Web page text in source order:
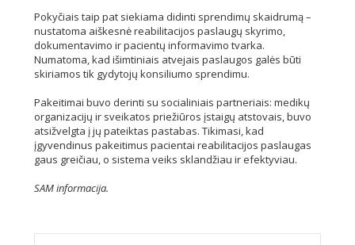
Pokyčiais taip pat siekiama didinti sprendimų skaidrumą –
nustatoma aiškesnė reabilitacijos paslaugų skyrimo,
dokumentavimo ir pacientų informavimo tvarka.
Numatoma, kad išimtiniais atvejais paslaugos galės būti
skiriamos tik gydytojų konsiliumo sprendimu.
Pakeitimai buvo derinti su socialiniais partneriais: medikų
organizacijų ir sveikatos priežiūros įstaigų atstovais, buvo
atsižvelgta į jų pateiktas pastabas. Tikimasi, kad
įgyvendinus pakeitimus pacientai reabilitacijos paslaugas
gaus greičiau, o sistema veiks sklandžiau ir efektyviau.
SAM informacija.